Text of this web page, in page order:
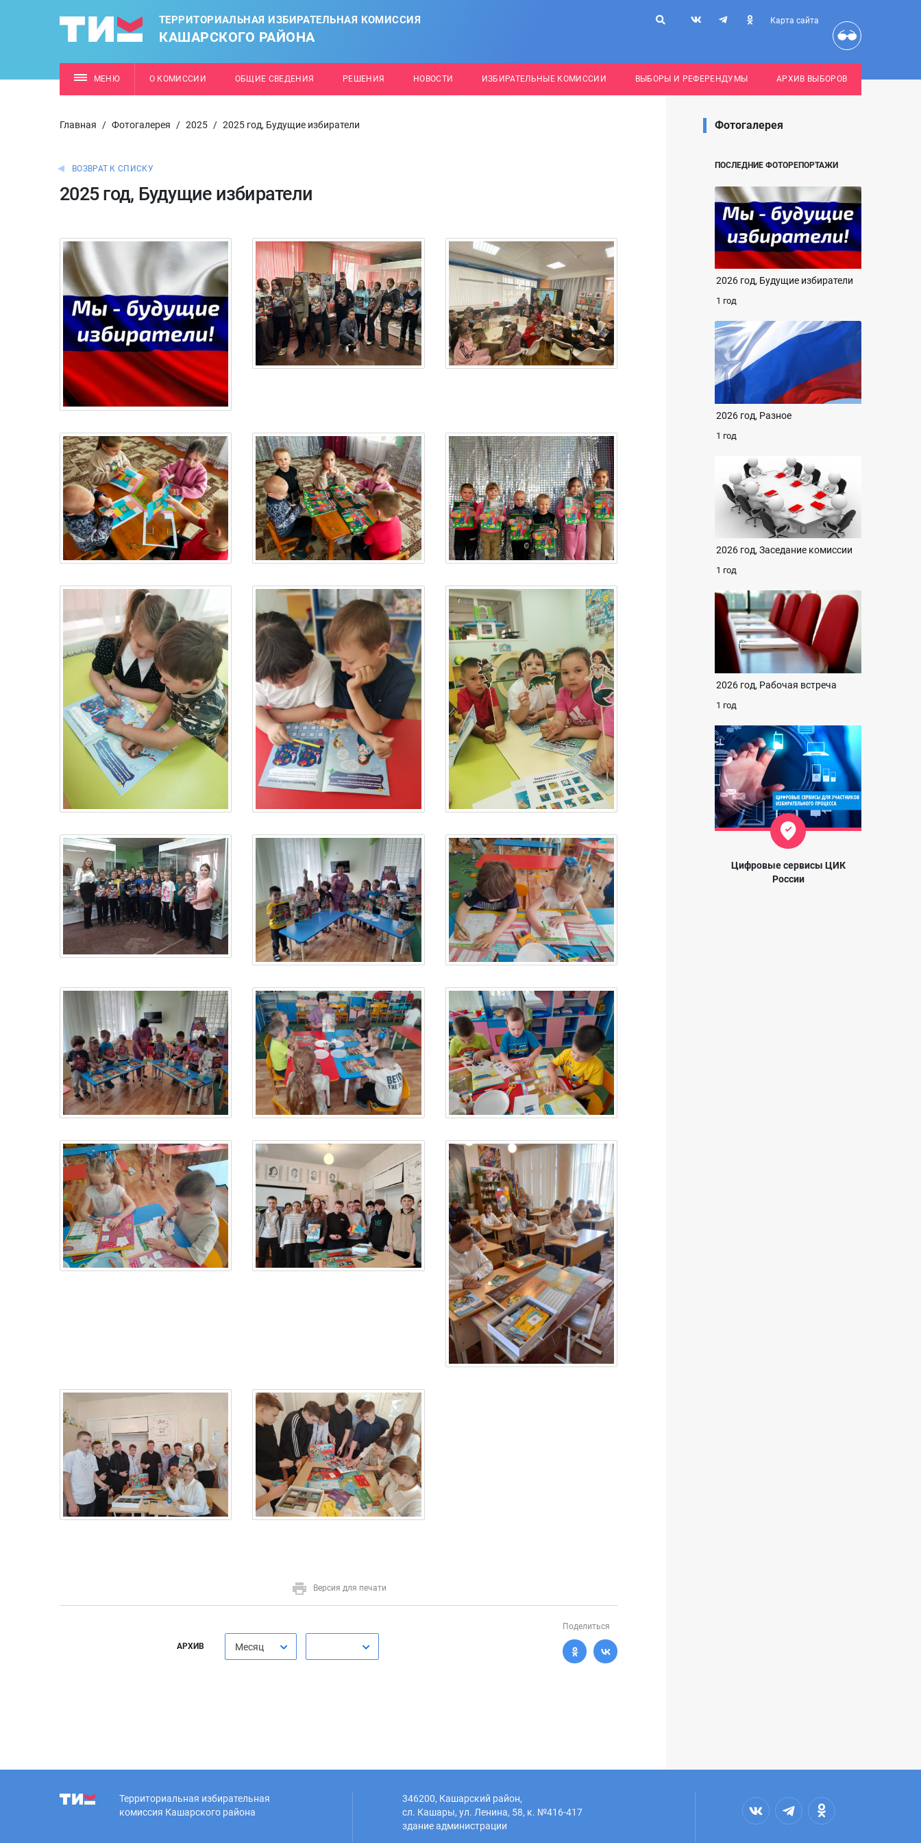
ТЕРРИТОРИАЛЬНАЯ ИЗБИРАТЕЛЬНАЯ КОМИССИЯ
КАШАРСКОГО РАЙОНА
Карта сайта
МЕНЮ О КОМИССИИ ОБЩИЕ СВЕДЕНИЯ РЕШЕНИЯ НОВОСТИ ИЗБИРАТЕЛЬНЫЕ КОМИССИИ ВЫБОРЫ И РЕФЕРЕНДУМЫ АРХИВ ВЫБОРОВ
Главная / Фотогалерея / 2025 / 2025 год, Будущие избиратели
ВОЗВРАТ К СПИСКУ
2025 год, Будущие избиратели
Версия для печати
АРХИВ Месяц
Поделиться
Фотогалерея
ПОСЛЕДНИЕ ФОТОРЕПОРТАЖИ
2026 год, Будущие избиратели
1 год
2026 год, Разное
1 год
2026 год, Заседание комиссии
1 год
2026 год, Рабочая встреча
1 год
Цифровые сервисы ЦИК
России
Территориальная избирательная
комиссия Кашарского района
346200, Кашарский район,
сл. Кашары, ул. Ленина, 58, к. №416-417
здание администрации